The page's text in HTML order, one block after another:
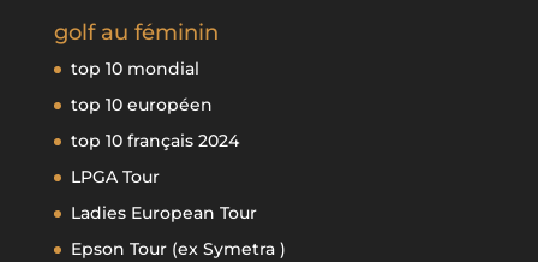
golf au féminin
top 10 mondial
top 10 européen
top 10 français 2024
LPGA Tour
Ladies European Tour
Epson Tour (ex Symetra )